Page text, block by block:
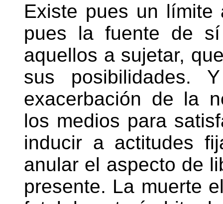
Existe pues un límite
pues la fuente de
aquellos a sujetar,
sus posibilidades.
exacerbación de la
los medios para
inducir a actitudes
anular el aspecto de
presente. La muerte